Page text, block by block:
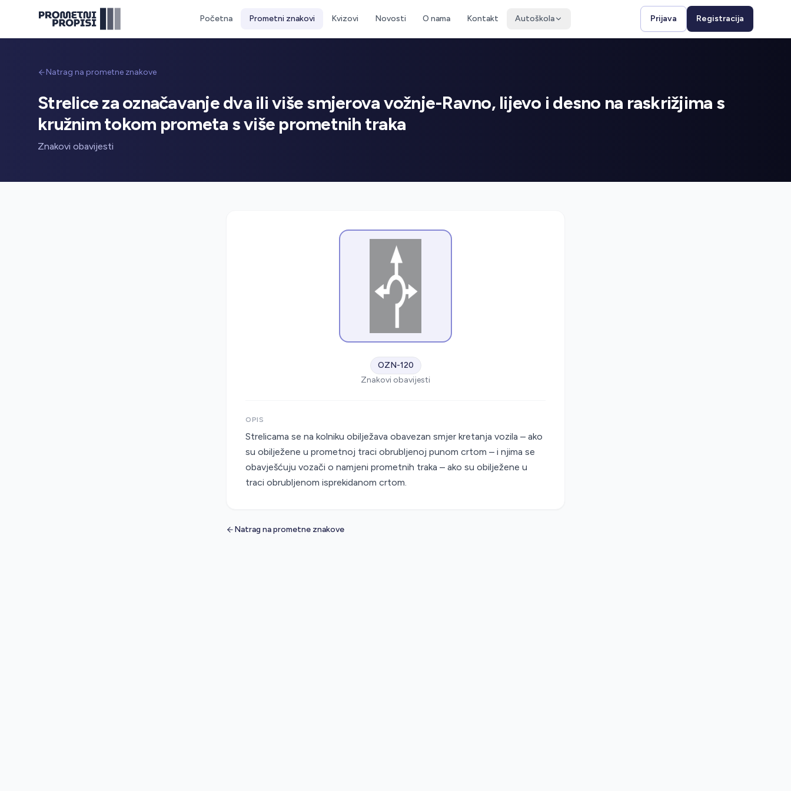
Početna Prometni znakovi Kvizovi Novosti O nama Kontakt Autoškola Prijava Registracija
Natrag na prometne znakove
Strelice za označavanje dva ili više smjerova vožnje-Ravno, lijevo i desno na raskrižjima s
kružnim tokom prometa s više prometnih traka
Znakovi obavijesti
OZN-120
Znakovi obavijesti
OPIS
Strelicama se na kolniku obilježava obavezan smjer kretanja vozila – ako
su obilježene u prometnoj traci obrubljenoj punom crtom – i njima se
obavješćuju vozači o namjeni prometnih traka – ako su obilježene u
traci obrubljenom isprekidanom crtom.
Natrag na prometne znakove